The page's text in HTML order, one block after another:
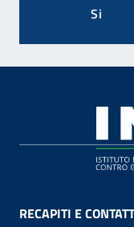
Si
RECAPITI E